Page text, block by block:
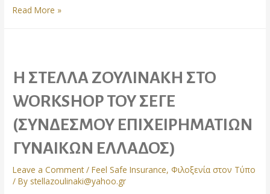
Εκδήλωση
Παρουσίαση
υποψηφίων
Read More »
Η ΣΤΕΛΛΑ ΖΟΥΛΙΝΑΚΗ ΣΤΟ
WORKSHOP TOY ΣΕΓΕ
(ΣΥΝΔΕΣΜΟΥ ΕΠΙΧΕΙΡΗΜΑΤΙΩΝ
ΓΥΝΑΙΚΩΝ ΕΛΛΑΔΟΣ)
Leave a Comment /Feel Safe Insurance,Φιλοξενία στον Τύπο
/ By stellazoulinaki@yahoo.gr